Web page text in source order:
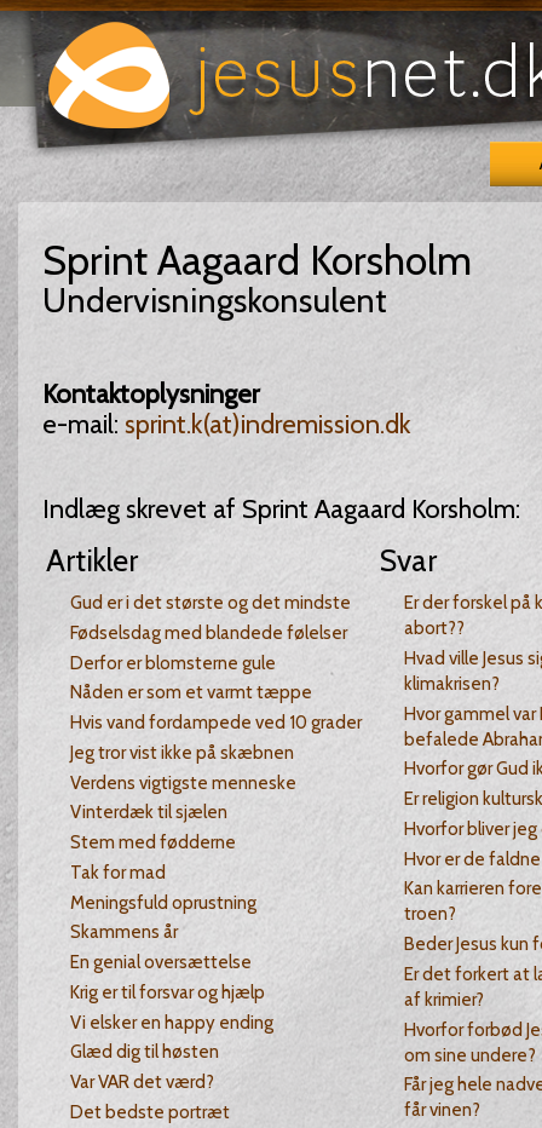
Sprint Aagaard Korsholm
Undervisningskonsulent
Kontaktoplysninger
e-mail: sprint.k(at)indremission.dk
Indlæg skrevet af Sprint Aagaard Korsholm:
Artikler
Gud er i det største og det mindste
Fødselsdag med blandede følelser
Derfor er blomsterne gule
Nåden er som et varmt tæppe
Hvis vand fordampede ved 10 grader
Jeg tror vist ikke på skæbnen
Verdens vigtigste menneske
Vinterdæk til sjælen
Stem med fødderne
Tak for mad
Meningsfuld oprustning
Skammens år
En genial oversættelse
Krig er til forsvar og hjælp
Vi elsker en happy ending
Glæd dig til høsten
Var VAR det værd?
Det bedste portræt
Svar
Er der forskel på
abort??
Hvad ville Jesus
klimakrisen?
Hvor gammel var
befalede
Hvorfor gør Gud
Er religion
Hvorfor bliver
Hvor er de
Kan karrieren
troen?
Beder Jesus kun
Er det forkert at
af krimier?
Hvorfor forbød
om sine undere?
Får jeg hele
får vinen?